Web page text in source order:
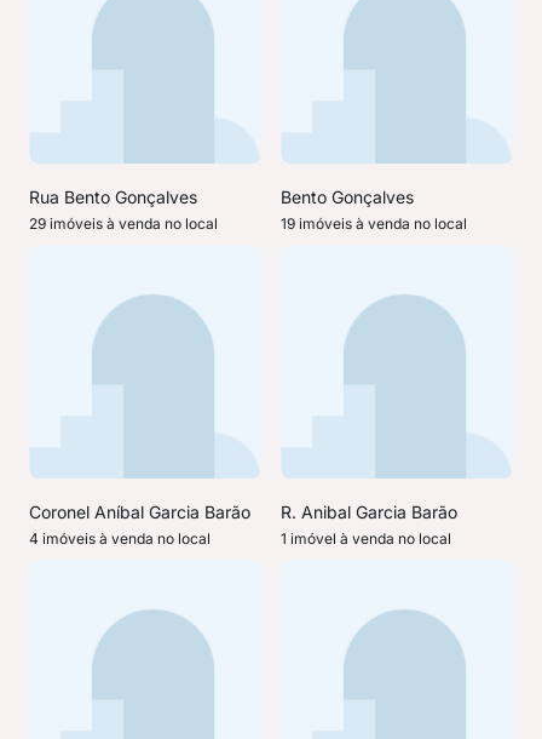
Rua Bento Gonçalves
29 imóveis à venda no local
Bento Gonçalves
19 imóveis à venda no local
Coronel Aníbal Garcia Barão
4 imóveis à venda no local
R. Anibal Garcia Barão
1 imóvel à venda no local